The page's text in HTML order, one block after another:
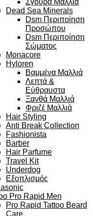
Σγουρά Μαλλιά
Dead Sea Minerals
Dsm Περιποίηση
Προσώπου
Dsm Περιποίηση
Σώματος
Monacore
Hyloren
Βαμμένα Μαλλιά
Λεπτά &
Εύθραυστα
Ξανθά Μαλλιά
Φριζέ Μαλλιά
Hair Styling
Anti Break Collection
Fashionista
Barber
Hair Parfume
Travel Kit
Underdog
Εξοπλισμός
Pro Rapid Men
Pro Rapid Tattoo Beard
Care